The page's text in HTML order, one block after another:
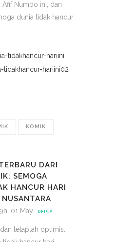
Afif Numbo ini, dan
dunia tidak hancur
KOMIK
DARI
SEMOGA
HANCUR HARI
01 May REPLY
tetaplah optimis.